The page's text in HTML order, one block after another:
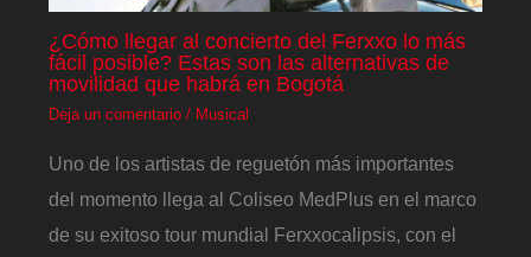
¿Cómo llegar al concierto del Ferxxo lo más
fácil posible? Estas son las alternativas de
movilidad que habrá en Bogotá
Deja un comentario / Musical
Uno de los artistas de reguetón más importantes
del momento llega al Coliseo MedPlus en el marco
de su exitoso tour mundial Ferxxocalipsis, con el